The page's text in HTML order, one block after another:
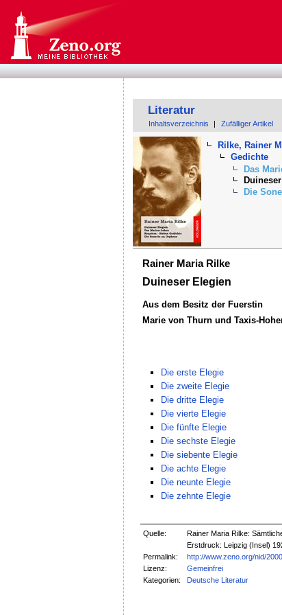
Literatur
Inhaltsverzeichnis Zufälliger Artikel
Rilke, Rainer
Gedichte
Das
Die
Rainer Maria Rilke
Duineser Elegien
Aus dem Besitz der Fuerstin
Marie von Thurn und Taxis-
Die erste Elegie
Die zweite Elegie
Die dritte Elegie
Die vierte Elegie
Die fünfte Elegie
Die sechste Elegie
Die siebente Elegie
Die achte Elegie
Die neunte Elegie
Die zehnte Elegie
Quelle:
Rainer Maria Rilke:
Erstdruck: Leipzig (Insel)
Permalink:
http://www.zeno.org/nid/
Lizenz:
Gemeinfrei
Kategorien:
Deutsche Literatur